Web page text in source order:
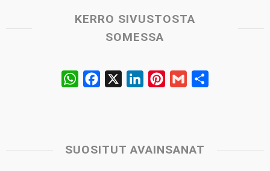
KERRO SIVUSTOSTA
SOMESSA
W
s
b
e
e
l
SUOSITUT AVAINSANAT